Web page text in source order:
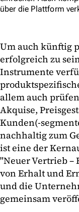
über die Plattform
Um auch künftig
erfolgreich zu
Instrumente
allem auch
Akquise,
Kunden(-
nachhaltig zum
ist eine der
"Neuer Vertrieb –
von Erhalt und
und die
gemeinsam